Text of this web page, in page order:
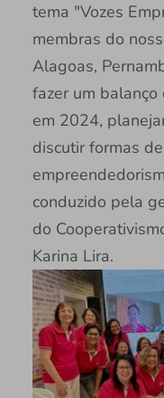
tema "Vozes
membras do
Alagoas,
fazer um
em 2024,
discutir formas
conduzido pela
do
Karina Lira.